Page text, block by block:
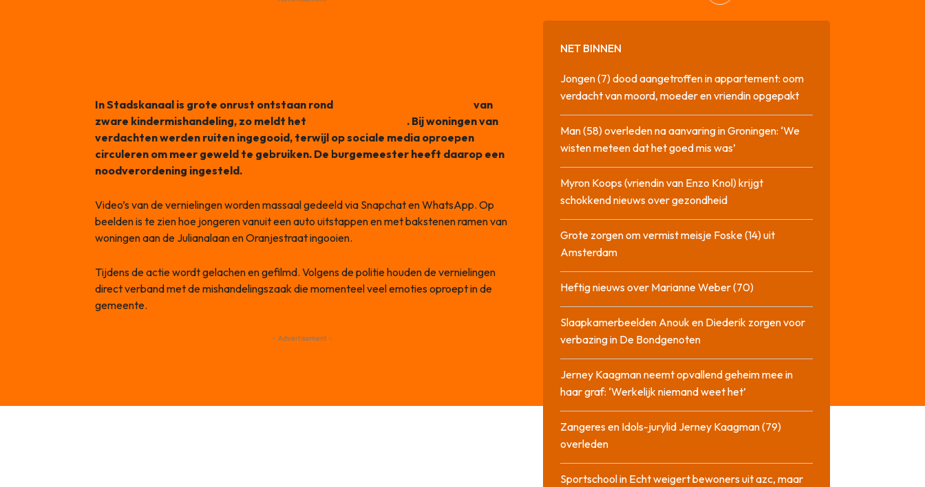
In Stadskanaal is grote onrust ontstaan rond
van
zware kindermishandeling, zo meldt het
. Bij woningen van
verdachten werden ruiten ingegooid, terwijl op sociale media oproepen
circuleren om meer geweld te gebruiken. De burgemeester heeft daarop een
noodverordening ingesteld.
Video’s van de vernielingen worden massaal gedeeld via Snapchat en WhatsApp. Op
beelden is te zien hoe jongeren vanuit een auto uitstappen en met bakstenen ramen van
woningen aan de Julianalaan en Oranjestraat ingooien.
Tijdens de actie wordt gelachen en gefilmd. Volgens de politie houden de vernielingen
direct verband met de mishandelingszaak die momenteel veel emoties oproept in de
gemeente.
- Advertisement -
NET BINNEN
Jongen (7) dood aangetroffen in appartement: oom
verdacht van moord, moeder en vriendin opgepakt
Man (58) overleden na aanvaring in Groningen: ‘We
wisten meteen dat het goed mis was’
Myron Koops (vriendin van Enzo Knol) krijgt
schokkend nieuws over gezondheid
Grote zorgen om vermist meisje Foske (14) uit
Amsterdam
Heftig nieuws over Marianne Weber (70)
Slaapkamerbeelden Anouk en Diederik zorgen voor
verbazing in De Bondgenoten
Jerney Kaagman neemt opvallend geheim mee in
haar graf: ‘Werkelijk niemand weet het’
Zangeres en Idols-jurylid Jerney Kaagman (79)
overleden
Sportschool in Echt weigert bewoners uit azc, maar